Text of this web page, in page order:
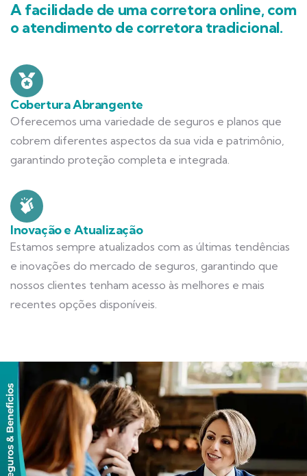
A facilidade de uma corretora online, com
o atendimento de corretora tradicional.
Cobertura Abrangente
Oferecemos uma variedade de seguros e planos que
cobrem diferentes aspectos da sua vida e patrimônio,
garantindo proteção completa e integrada.
Inovação e Atualização
Estamos sempre atualizados com as últimas tendências
e inovações do mercado de seguros, garantindo que
nossos clientes tenham acesso às melhores e mais
recentes opções disponíveis.